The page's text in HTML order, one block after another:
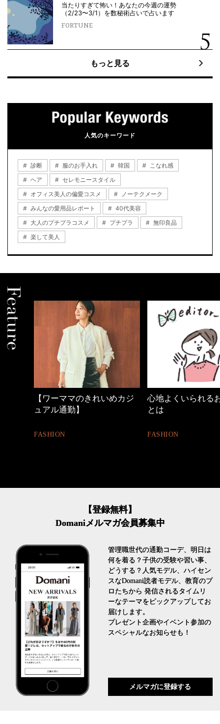
当たりすぎて怖い！あなたの今週の運勢
（2/23〜3/1）を数秘術占いで占います
FORTUNE
もっと見る
人気のキーワード
診断 服のお手入れ 韓国
こなれ感
ヘア
セレモニースタイル
オフィス美人の偏愛コスメ
ノーテクメーク
みんなの愛用品レポート
40代美容
大人のプチプラコスメ
プチプラ
無印良品
楽して美人
【ワーママのきれいめカジ
ュアル通勤】
FASHION
心地よくいられる
とは
FASHION
【登録無料】
Domaniメルマガ会員募集中
管理職世代の通勤コーデ、明日は
何を着る？子供の受験や習い事、
どうする？人気モデル、ハイセン
スなDomani読者モデル、教育のプ
ロたちから 発信されるタイムリ
ーなテーマをピックアップしてお
届けします。
プレゼント企画やイベント参加の
スペシャルなお知らせも！
メルマガに登録する